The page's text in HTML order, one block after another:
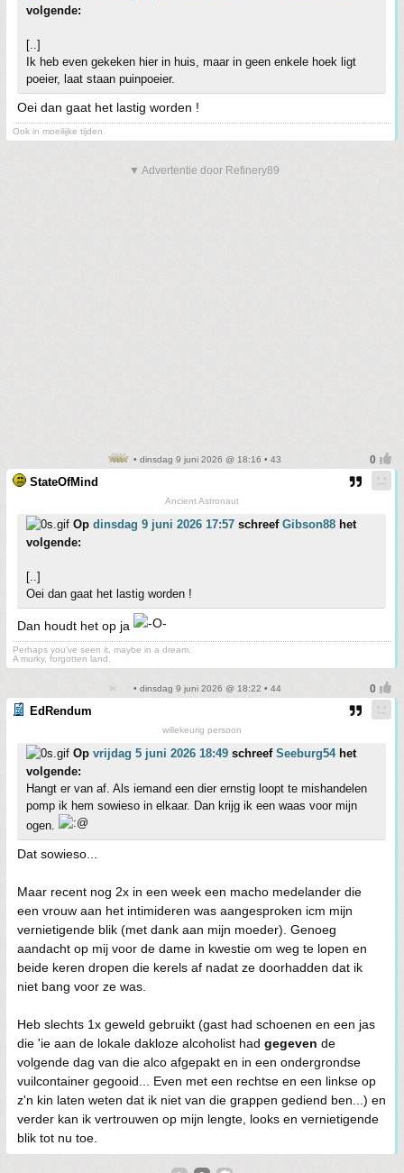
volgende:
[..]
Ik heb even gekeken hier in huis, maar in geen enkele hoek ligt
poeier, laat staan puinpoeier.
Oei dan gaat het lastig worden !
Ook in moeilijke tijden.
▼ Advertentie door Refinery89
• dinsdag 9 juni 2026 @ 18:16 • 43
StateOfMind
Ancient Astronaut
Op dinsdag 9 juni 2026 17:57 schreef Gibson88 het
volgende:
[..]
Oei dan gaat het lastig worden !
Dan houdt het op ja
Perhaps you've seen it, maybe in a dream.
A murky, forgotten land.
• dinsdag 9 juni 2026 @ 18:22 • 44
EdRendum
willekeurig persoon
Op vrijdag 5 juni 2026 18:49 schreef Seeburg54het
volgende:
Hangt er van af. Als iemand een dier ernstig loopt te mishandelen
pomp ik hem sowieso in elkaar. Dan krijg ik een waas voor mijn
ogen.
Dat sowieso...
Maar recent nog 2x in een week een macho medelander die
een vrouw aan het intimideren was aangesproken icm mijn
vernietigende blik (met dank aan mijn moeder). Genoeg
aandacht op mij voor de dame in kwestie om weg te lopen en
beide keren dropen die kerels af nadat ze doorhadden dat ik
niet bang voor ze was.
Heb slechts 1x geweld gebruikt (gast had schoenen en een jas
die 'ie aan de lokale dakloze alcoholist had gegeven de
volgende dag van die alco afgepakt en in een ondergrondse
vuilcontainer gegooid... Even met een rechtse en een linkse op
z'n kin laten weten dat ik niet van die grappen gediend ben...) en
verder kan ik vertrouwen op mijn lengte, looks en vernietigende
blik tot nu toe.